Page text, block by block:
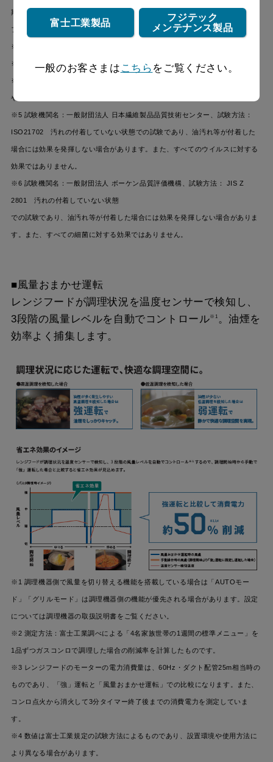
期間中はお掃除をする必要がないとしています。普及製品については1年に1回
ファンを清掃することを前提としています。
※2 内部：ケーシング
※3 汚れ具合や使用状況により異なります。
※4 各数値・汚れ具合は富士工業規定の試験方法によるものであり、設置環境
や使用方法により異なる場合があります。
※5 試験機関名：一般財団法人 日本繊維製品品質技術センター、試験方法：
ISO21702 汚れの付着していない状態での試験であり、油汚れ等が付着した
場合には効果を発揮しない場合があります。また、すべてのウイルスに対する
効果ではありません。
※6 試験機関名：一般財団法人 ボーケン品質評価機構、試験方法： JIS Z
2801 汚れの付着していない状態
での試験であり、油汚れ等が付着した場合には効果を発揮しない場合がありま
す。また、すべての細菌に対する効果ではありません。
■風量おまかせ運転
レンジフードが調理状況を温度センサーで検知し、
3段階の風量レベルを自動でコントロール※1 。油煙を
効率よく捕集します。
※1 調理機器側で風量を切り替える機能を搭載している場合は「AUTOモー
ド」「グリルモード」は調理機器側の機能が優先される場合があります。設定
については調理機器の取扱説明書をご覧ください。
※2 測定方法：富士工業調べによる「4名家族世帯の1週間の標準メニュー」を
1品ずつガスコンロで調理した場合の削減率を計算したものです。
※3 レンジフードのモーターの電力消費量は、60Hz・ダクト配管25m相当時の
ものであり、「強」運転と「風量おまかせ運転」での比較になります。また、
コンロ点火から消火して3分タイマー終了後までの消費電力を測定していま
す。
※4 数値は富士工業規定の試験方法によるものであり、設置環境や使用方法に
より異なる場合があります。
富士工業製品
フジテック
メンテナンス製品
一般のお客さまは こちら をご覧ください。